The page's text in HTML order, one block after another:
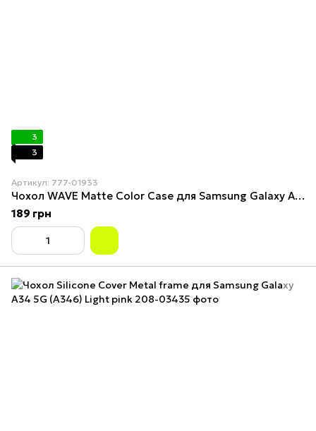
3
3
Артикул: 777-01933
Чохол WAVE Matte Color Case для Samsung Galaxy A34 Light Purple
189 грн